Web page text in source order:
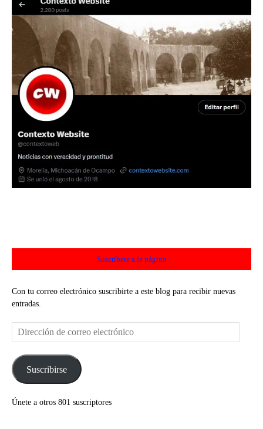
Suscríbete a la página
Con tu correo electrónico suscribirte a este blog para recibir nuevas
entradas.
Dirección
de
correo
electrónicoSuscribirse
Únete a otros 801 suscriptores